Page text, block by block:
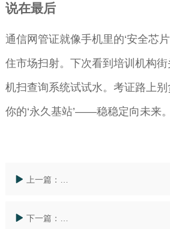
说在最后
通信网管证就像手机里的‘安全芯
住市场扫射。下次看到培训机构
机扫查询系统试试水。考证路上
你的‘永久基站’——稳稳定向未来。
上一篇：
下一篇：